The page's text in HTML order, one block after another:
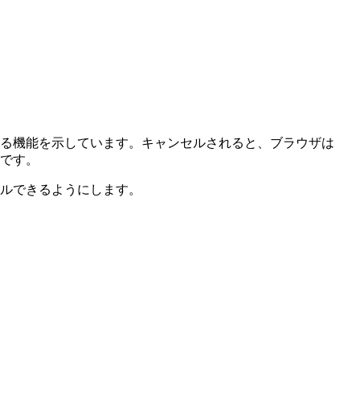
機能を示しています。キャンセルされると、ブラウザは
す。
できるようにします。